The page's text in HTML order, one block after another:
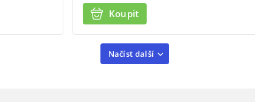
Koupit
Načíst další